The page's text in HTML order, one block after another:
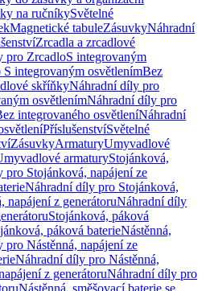
na ručníkySvětelné
Magnetické tabuleZásuvkyNáhradní
Zrcadla a zrcadlové
pro ZrcadloS integrovaným
integrovaným osvětlenímBez
skříňkyNáhradní díly pro
osvětlenímNáhradní díly pro
integrovaného osvětleníNáhradní
PříslušenstvíSvětelné
ZásuvkyArmaturyUmyvadlové
armaturyStojánková,
pro Stojánková, napájení ze
Náhradní díly pro Stojánková,
napájení z generátoruNáhradní díly
Stojánková, páková
páková baterieNástěnná,
Nástěnná, napájení ze
Náhradní díly pro Nástěnná,
z generátoruNáhradní díly pro
Nástěnná, směšovací baterie se